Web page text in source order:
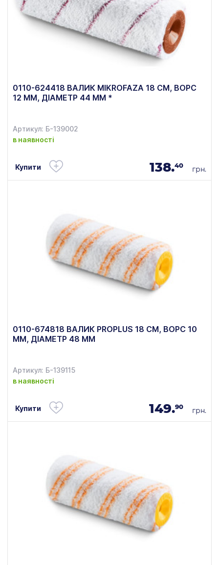
0110-624418 ВАЛИК MIKROFAZA 18 СМ, ВОРС
12 ММ, ДІАМЕТР 44 ММ *
Артикул: Б-139002
в наявності
Купити 138.40 грн.
0110-674818 ВАЛИК PROPLUS 18 СМ, ВОРС 10
ММ, ДІАМЕТР 48 ММ
Артикул: Б-139115
в наявності
Купити 149.90 грн.